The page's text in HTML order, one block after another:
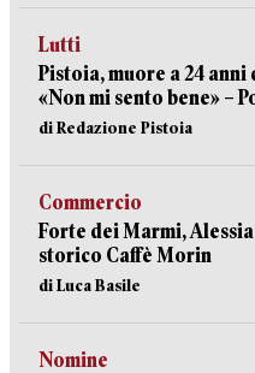
Lutti
Pistoia, muore a 24 anni
«Non mi sento bene» –
di Redazione Pistoia
Commercio
Forte dei Marmi,
storico Caffè Morin
di Luca Basile
Nomine